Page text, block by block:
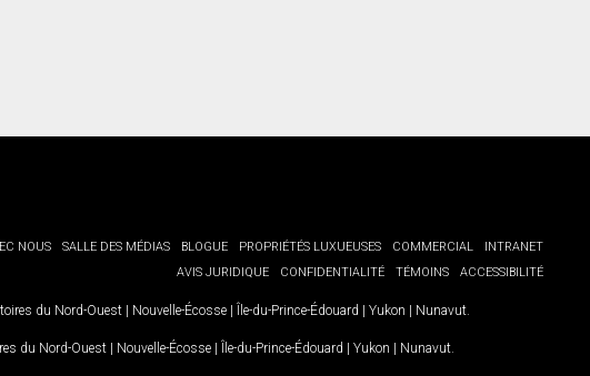
NOUS SALLE DES MÉDIAS BLOGUE PROPRIÉTÉS LUXUEUSES COMMERCIAL
INTRANET
AVIS JURIDIQUE
CONFIDENTIALITÉ TÉMOINS ACCESSIBILITÉ
du Nord-Ouest | Nouvelle-Écosse | Île-du-Prince-Édouard | Yukon | Nunavut
du Nord-Ouest | Nouvelle-Écosse | Île-du-Prince-Édouard | Yukon | Nunavut